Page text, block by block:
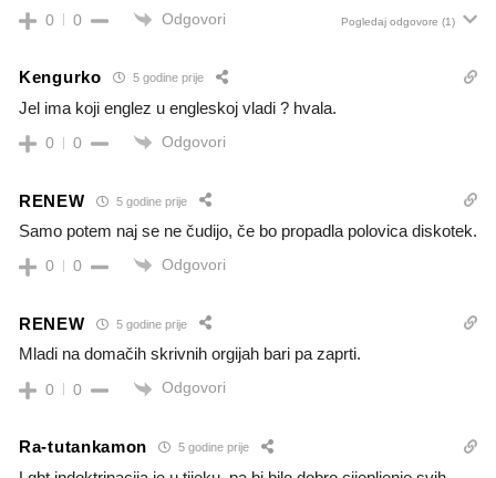
0 0 Odgovori Pogledaj odgovore (1)
Kengurko 5 godine prije
Jel ima koji englez u engleskoj vladi ? hvala.
0 0 Odgovori
RENEW 5 godine prije
Samo potem naj se ne čudijo, če bo propadla polovica diskotek.
0 0 Odgovori
RENEW 5 godine prije
Mladi na domačih skrivnih orgijah bari pa zaprti.
0 0 Odgovori
Ra-tutankamon 5 godine prije